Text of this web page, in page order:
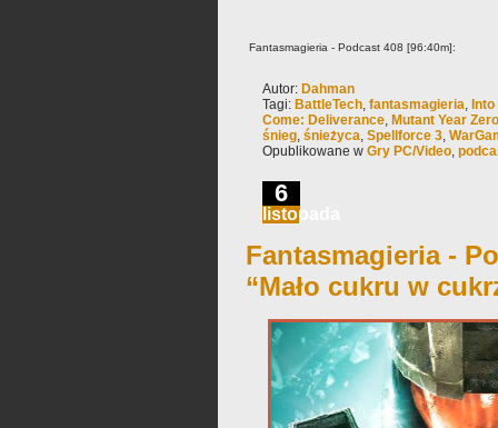
Fantasmagieria - Podcast 408 [96:40m]:
Autor: Dahman
Tagi: BattleTech, fantasmagieria,
Come: Deliverance, Mutant Year
śnieg, śnieżyca, Spellforce 3,
Opublikowane w Gry PC/Video,
6
listopada
Fantasmagieria -
“Mało cukru w